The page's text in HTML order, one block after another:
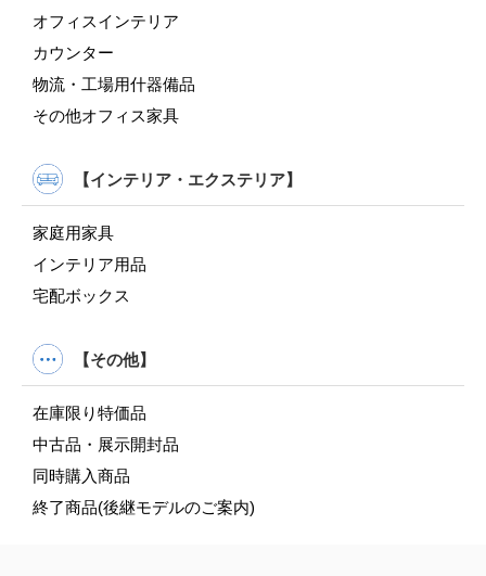
オフィスインテリア
カウンター
物流・工場用什器備品
その他オフィス家具
【インテリア・エクステリア】
家庭用家具
インテリア用品
宅配ボックス
【その他】
在庫限り特価品
中古品・展示開封品
同時購入商品
終了商品(後継モデルのご案内)